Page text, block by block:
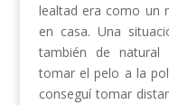
lealtad era como un
en casa. Una
también de
tomar el pelo a la
conseguí tomar